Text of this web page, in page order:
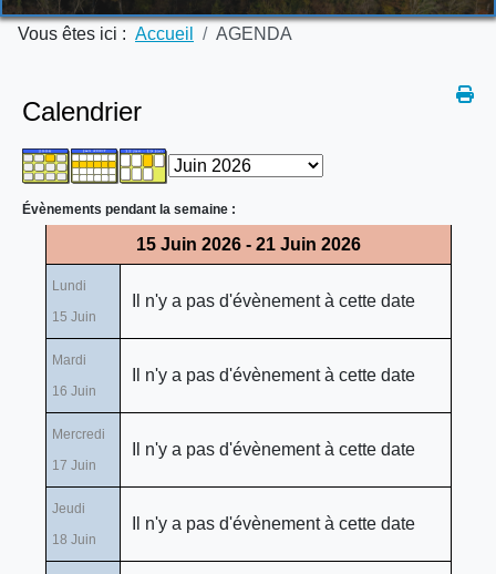
Vous êtes ici : Accueil AGENDA
Calendrier
Évènements pendant la semaine :
15 Juin 2026 - 21 Juin 2026
Lundi
15 Juin
Il n'y a pas d'évènement à cette date
Mardi
16 Juin
Il n'y a pas d'évènement à cette date
Mercredi
17 Juin
Il n'y a pas d'évènement à cette date
Jeudi
18 Juin
Il n'y a pas d'évènement à cette date